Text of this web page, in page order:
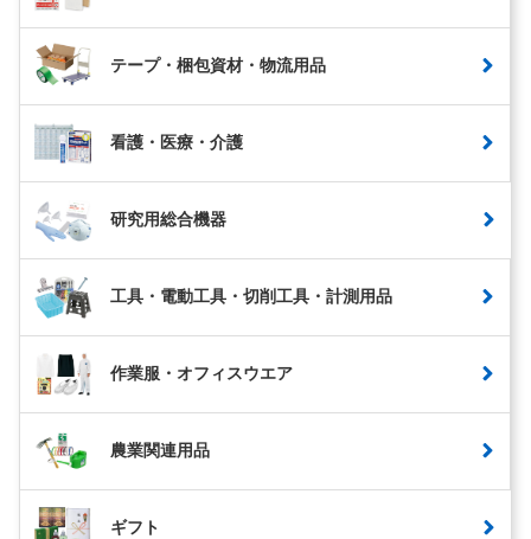
テープ・梱包資材・物流用品
看護・医療・介護
研究用総合機器
工具・電動工具・切削工具・計測用品
作業服・オフィスウエア
農業関連用品
ギフト